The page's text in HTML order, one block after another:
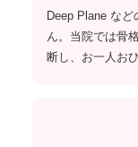
Deep Plane な
ん。当院では骨
断し、お一人お